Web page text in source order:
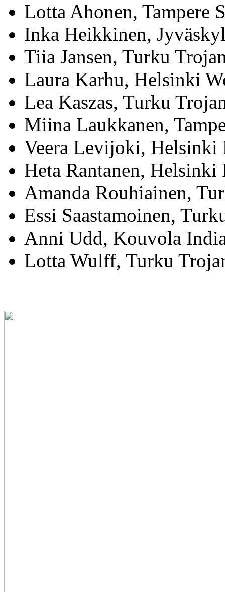
Lotta Ahonen, Tampere
Inka Heikkinen,
Tiia Jansen, Turku
Laura Karhu, Helsinki
Lea Kaszas, Turku
Miina Laukkanen,
Veera Levijoki, Helsinki
Heta Rantanen,
Amanda Rouhiainen,
Essi Saastamoinen,
Anni Udd, Kouvola
Lotta Wulff, Turku